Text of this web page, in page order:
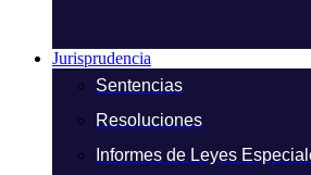
Jurisprudencia
Sentencias
Resoluciones
Informes de Leyes